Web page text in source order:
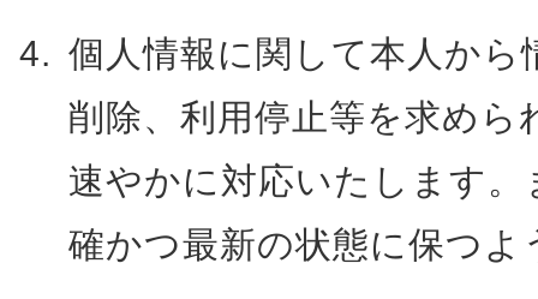
個人情報に関して本人から
削除、利用停止等を求めら
速やかに対応いたします。
確かつ最新の状態に保つよ